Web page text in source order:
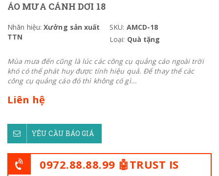
ÁO MƯA CÁNH DƠI 18
Nhãn hiệu: Xưởng sản xuất
TTN
SKU: AMCD-18
Loại: Quà tặng
Mùa mưa đến cũng là lúc các công cụ quảng cáo ngoài trời
khó có thể phát huy được tính hiệu quả. Để thay thế các
công cụ quảng cáo đó thì không có gì...
Liên hệ
YÊU CẦU BÁO GIÁ
0972.88.88.99 🤖TRUST IS